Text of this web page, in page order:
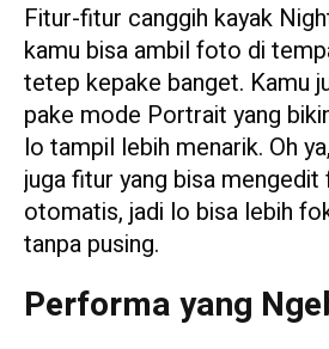
Fitur-fitur canggih kayak
kamu bisa ambil foto di
tetep kepake banget. Kamu
pake mode Portrait yang
lo tampil lebih menarik. Oh
juga fitur yang bisa
otomatis, jadi lo bisa lebih
tanpa pusing.
Performa yang